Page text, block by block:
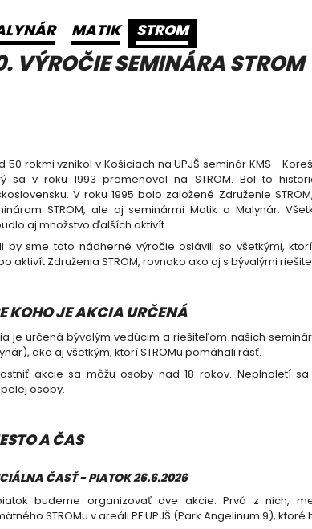
MATIK STROM
VÝROČIE SEMINÁRA STROM
50 rokmi vznikol v Košiciach na UPJŠ seminár KMS -
sa v roku 1993 premenoval na STROM. Bol to
V roku 1995 bolo založené Združenie
STROM, ale aj seminármi Matik a Malynár.
aj množstvo ďalších aktivít.
by sme toto nádherné výročie oslávili so všetkými,
aktivít Združenia STROM, rovnako ako aj s bývalými
KOHO JE AKCIA URČENÁ
je určená bývalým vedúcim a riešiteľom našich
ako aj všetkým, ktorí STROMu pomáhali rásť.
akcie sa môžu osoby nad 18 rokov. Neplnoletí
osoby.
A ČAS
ČASŤ - PIATOK 26.6.2026
budeme organizovať dve akcie. Prvá z nich,
STROMu v areáli PF UPJŠ (Park Angelinum 9), ktoré